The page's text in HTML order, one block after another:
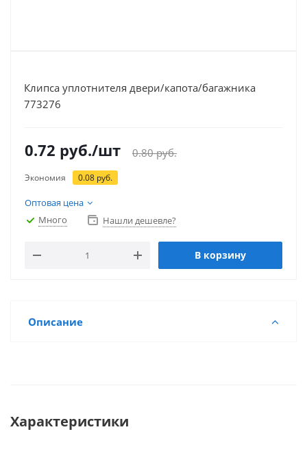
Клипса уплотнителя двери/капота/багажника
773276
0.72 руб./шт 0.80руб.
Экономия 0.08 руб.
Оптовая цена
Много
Нашли дешевле?
В корзину
Описание
Характеристики